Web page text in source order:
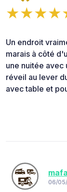
Un endroit
marais à côté
une nuitée avec
réveil au lever
avec table et
06/